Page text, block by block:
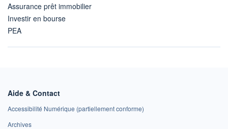
Assurance prêt immobilier
Investir en bourse
PEA
Aide & Contact
Accessibilité Numérique (partiellement conforme)
Archives